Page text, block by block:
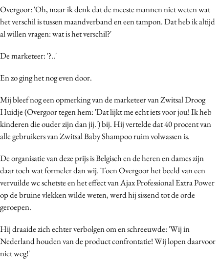
Overgoor: 'Oh, maar ik denk dat de meeste mannen niet weten wat
het verschil is tussen maandverband en een tampon. Dat heb ik altijd
al willen vragen: wat is het verschil?'
De marketeer: '?..'
En zo ging het nog even door.
Mij bleef nog een opmerking van de marketeer van Zwitsal Droog
Huidje (Overgoor tegen hem: 'Dat lijkt me echt iets voor jou! Ik heb
kinderen die ouder zijn dan jij.') bij. Hij vertelde dat 40 procent van
alle gebruikers van Zwitsal Baby Shampoo ruim volwassen is.
De organisatie van deze prijs is Belgisch en de heren en dames zijn
daar toch wat formeler dan wij. Toen Overgoor het beeld van een
vervuilde wc schetste en het effect van Ajax Professional Extra Power
op de bruine vlekken wilde weten, werd hij sissend tot de orde
geroepen.
Hij draaide zich echter verbolgen om en schreeuwde: 'Wij in
Nederland houden van de product confrontatie! Wij lopen daarvoor
niet weg!'